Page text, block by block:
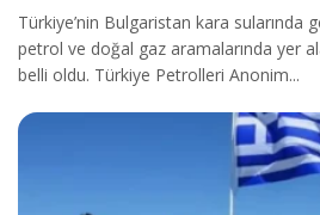
Türkiye’nin Bulgaristan kara sularında
petrol ve doğal gaz aramalarında yer
belli oldu. Türkiye Petrolleri Anonim...